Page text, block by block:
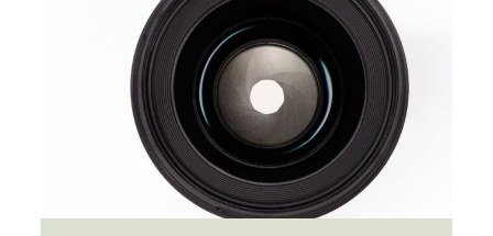
FAQ
KONTAKT
KUNDENZUGANG 📸